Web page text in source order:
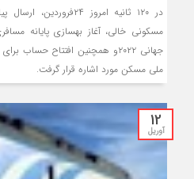
مسکونی خالی، آغاز بهسازی پایانه
ملی مسکن مورد اشاره قرار گرفت.
12
آوریل